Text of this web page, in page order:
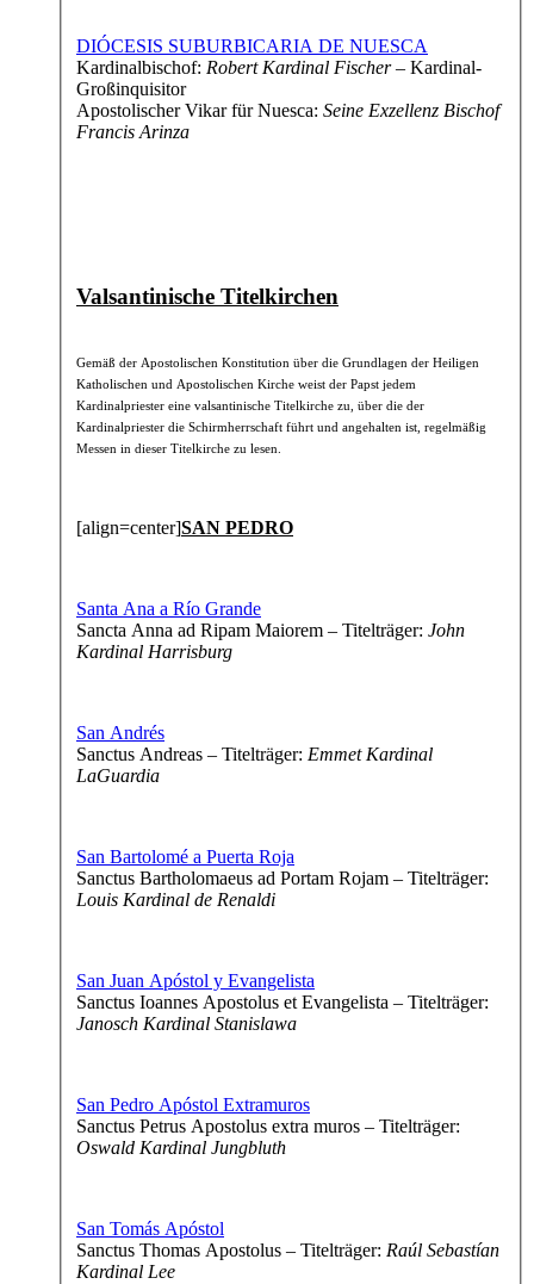
DIÓCESIS SUBURBICARIA DE NUESCA
Kardinalbischof: Robert Kardinal Fischer– Kardinal-
Großinquisitor
Apostolischer Vikar für Nuesca: Seine Exzellenz Bischof
Francis Arinza
Valsantinische Titelkirchen
Gemäß der Apostolischen Konstitution über die Grundlagen der Heiligen
Katholischen und Apostolischen Kirche weist der Papst jedem
Kardinalpriester eine valsantinische Titelkirche zu, über die der
Kardinalpriester die Schirmherrschaft führt und angehalten ist, regelmäßig
Messen in dieser Titelkirche zu lesen.
[align=center]SAN PEDRO
Santa Ana a Río Grande
Sancta Anna ad Ripam Maiorem – Titelträger: John
Kardinal Harrisburg
San Andrés
Sanctus Andreas – Titelträger: Emmet Kardinal
LaGuardia
San Bartolomé a Puerta Roja
Sanctus Bartholomaeus ad Portam Rojam – Titelträger:
Louis Kardinal de Renaldi
San Juan Apóstol y Evangelista
Sanctus Ioannes Apostolus et Evangelista – Titelträger:
Janosch Kardinal Stanislawa
San Pedro Apóstol Extramuros
Sanctus Petrus Apostolus extra muros – Titelträger:
Oswald Kardinal Jungbluth
San Tomás Apóstol
Sanctus Thomas Apostolus – Titelträger: Raúl Sebastían
Kardinal Lee